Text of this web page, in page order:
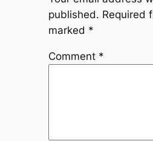
published. Required
marked *
Comment *